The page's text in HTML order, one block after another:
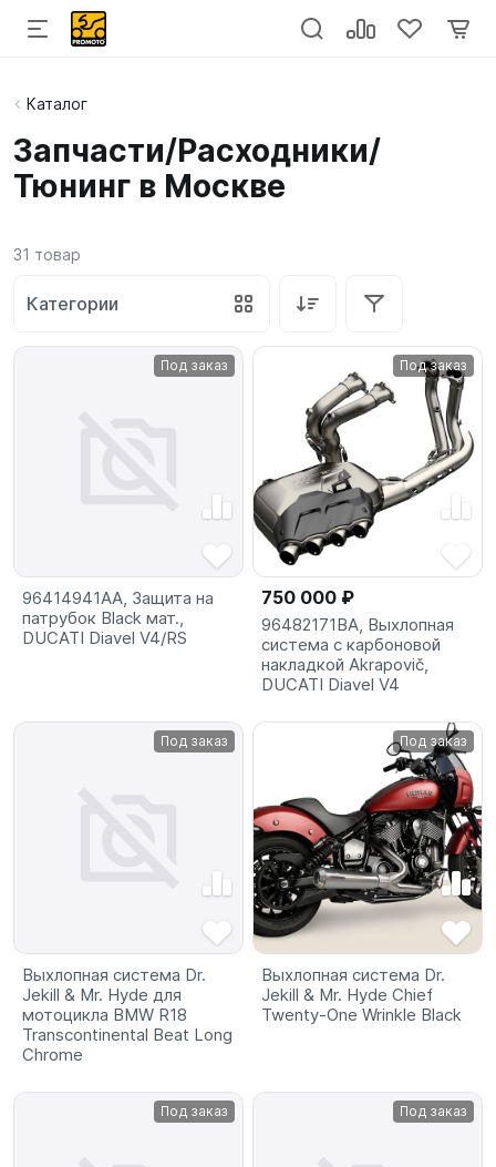
Каталог
Запчасти/Расходники/
Тюнинг в Москве
31 товар
Категории
Под заказ
96414941AA, Защита на
патрубок Black мат.,
DUCATI Diavel V4/RS
Под заказ
750 000 ₽
96482171BA, Выхлопная
система с карбоновой
накладкой Akrapovič,
DUCATI Diavel V4
Под заказ
Выхлопная система Dr.
Jekill & Mr. Hyde для
мотоцикла BMW R18
Transcontinental Beat Long
Chrome
Под заказ
Выхлопная система Dr.
Jekill & Mr. Hyde Chief
Twenty-One Wrinkle Black
Под заказ Под заказ